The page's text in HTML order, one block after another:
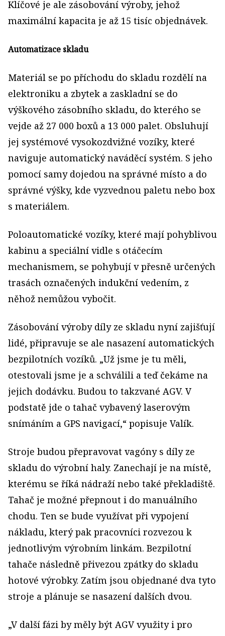
Klíčové je ale zásobování výroby, jehož
maximální kapacita je až 15 tisíc objednávek.
Automatizace skladu
Materiál se po příchodu do skladu rozdělí na
elektroniku a zbytek a zaskladní se do
výškového zásobního skladu, do kterého se
vejde až 27 000 boxů a 13 000 palet. Obsluhují
jej systémové vysokozdvižné vozíky, které
naviguje automatický naváděcí systém. S jeho
pomocí samy dojedou na správné místo a do
správné výšky, kde vyzvednou paletu nebo box
s materiálem.
Poloautomatické vozíky, které mají pohyblivou
kabinu a speciální vidle s otáčecím
mechanismem, se pohybují v přesně určených
trasách označených indukční vedením, z
něhož nemůžou vybočit.
Zásobování výroby díly ze skladu nyní zajišťují
lidé, připravuje se ale nasazení automatických
bezpilotních vozíků. „Už jsme je tu měli,
otestovali jsme je a schválili a teď čekáme na
jejich dodávku. Budou to takzvané AGV. V
podstatě jde o tahač vybavený laserovým
snímáním a GPS navigací,“ popisuje Valík.
Stroje budou přepravovat vagóny s díly ze
skladu do výrobní haly. Zanechají je na místě,
kterému se říká nádraží nebo také překladiště.
Tahač je možné přepnout i do manuálního
chodu. Ten se bude využívat při vypojení
nákladu, který pak pracovníci rozvezou k
jednotlivým výrobním linkám. Bezpilotní
tahače následně přivezou zpátky do skladu
hotové výrobky. Zatím jsou objednané dva tyto
stroje a plánuje se nasazení dalších dvou.
„V další fázi by měly být AGV využity i pro